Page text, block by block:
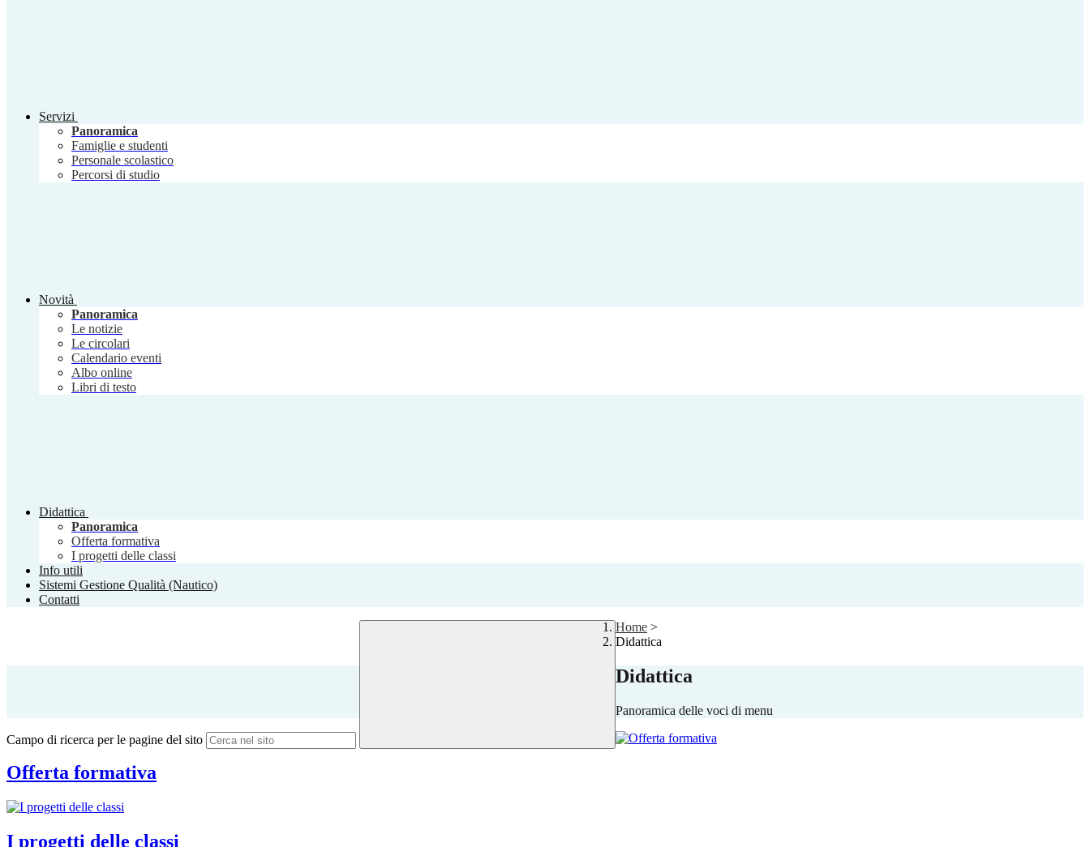
Servizi
Panoramica
Famiglie e studenti
Personale scolastico
Percorsi di studio
Novità
Panoramica
Le notizie
Le circolari
Calendario eventi
Albo online
Libri di testo
Didattica
Panoramica
Offerta formativa
I progetti delle classi
Info utili
Sistemi Gestione Qualità (Nautico)
Contatti
Campo di ricerca per le pagine del sito
Home >
Didattica
Didattica
Panoramica delle voci di menu
Offerta formativa
I progetti delle classi